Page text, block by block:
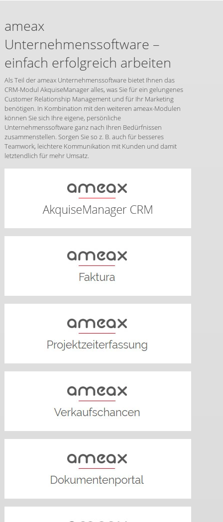
ameax
Unternehmenssoftware –
einfach erfolgreich arbeiten
Als Teil der ameax Unternehmenssoftware bietet Ihnen das
CRM-Modul AkquiseManager alles, was Sie für ein gelungenes
Customer Relationship Management und für Ihr Marketing
benötigen. In Kombination mit den weiteren ameax-Modulen
können Sie sich Ihre eigene, persönliche
Unternehmenssoftware ganz nach Ihren Bedürfnissen
zusammenstellen. Sorgen Sie so z. B. auch für besseres
Teamwork, leichtere Kommunikation mit Kunden und damit
letztendlich für mehr Umsatz.